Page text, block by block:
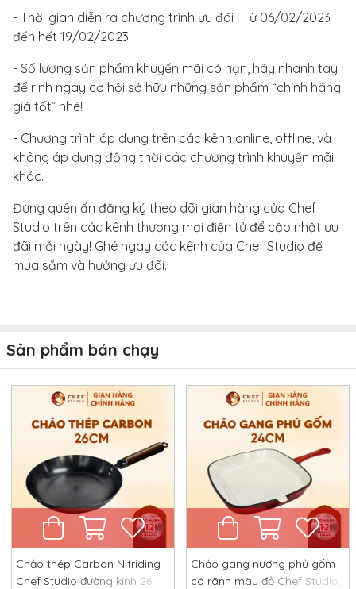
- Thời gian diễn ra chương trình ưu đãi : Từ 06/02/2023
đến hết 19/02/2023
- Số lượng sản phẩm khuyến mãi có hạn, hãy nhanh tay
để rinh ngay cơ hội sở hữu những sản phẩm “chính hãng
giá tốt” nhé!
- Chương trình áp dụng trên các kênh online, offline, và
không áp dụng đồng thời các chương trình khuyến mãi
khác.
Đừng quên ấn đăng ký theo dõi gian hàng của Chef
Studio trên các kênh thương mại điện tử để cập nhật ưu
đãi mỗi ngày! Ghé ngay các kênh của Chef Studio để
mua sắm và hưởng ưu đãi.
Sản phẩm bán chạy
Chảo thép Carbon Nitriding
Chef Studio đường kính 26
Chảo gang nướng phủ gốm
có rãnh màu đỏ Chef Studio,